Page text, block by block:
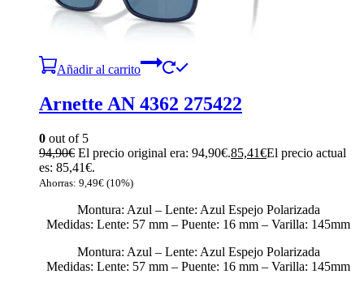
Añadir al carrito
Arnette AN 4362 275422
0 out of 5
94,90€ El precio original era: 94,90€.85,41€El precio actual
es: 85,41€.
Ahorras: 9,49€ (10%)
Montura: Azul – Lente: Azul Espejo Polarizada
Medidas: Lente: 57 mm – Puente: 16 mm – Varilla: 145mm
Montura: Azul – Lente: Azul Espejo Polarizada
Medidas: Lente: 57 mm – Puente: 16 mm – Varilla: 145mm